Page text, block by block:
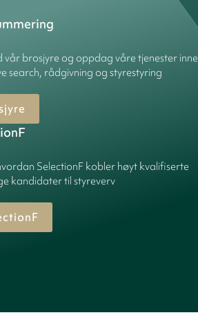
vår brosjyre og oppdag våre tjenester
search, rådgivning og styrestyring
SelectionF kobler høyt kvalifiserte
kandidater til styreverv